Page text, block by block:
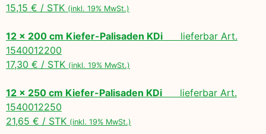
15,15 € / STK (inkl. 19% MwSt.)
12 x 200 cm Kiefer-Palisaden KDi lieferbar Art.
1540012200
17,30 € / STK (inkl. 19% MwSt.)
12 x 250 cm Kiefer-Palisaden KDi lieferbar Art.
1540012250
21,65 € / STK (inkl. 19% MwSt.)